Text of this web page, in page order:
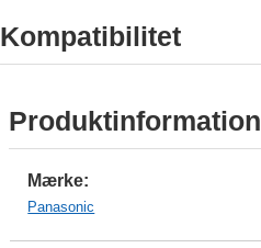
Kompatibilitet
Produktinformation
Mærke:
Panasonic